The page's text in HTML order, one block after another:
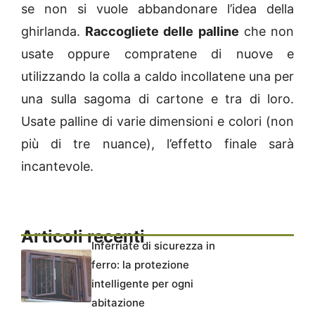
se non si vuole abbandonare l’idea della
ghirlanda. Raccogliete delle palline che non
usate oppure compratene di nuove e
utilizzando la colla a caldo incollatene una per
una sulla sagoma di cartone e tra di loro.
Usate palline di varie dimensioni e colori (non
più di tre nuance), l’effetto finale sarà
incantevole.
Articoli recentiInferriate di sicurezza in
ferro: la protezione
intelligente per ogni
abitazione